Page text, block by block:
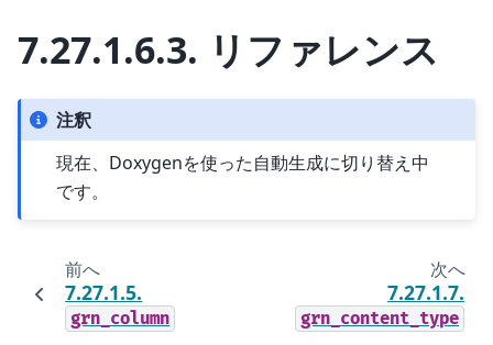
7.27.1.6.3. リファレンス
注釈
現在、Doxygenを使った自動生成に切り替え中
です。
前へ
7.27.1.5.
grn_column
次へ
7.27.1.7.
grn_content_type